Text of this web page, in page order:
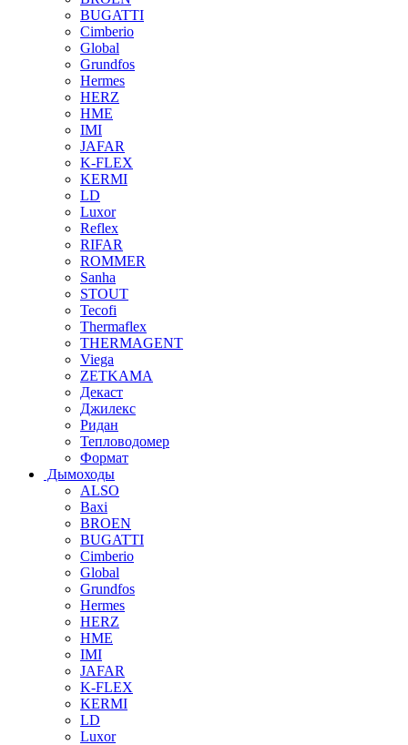
BUGATTI
Cimberio
Global
Grundfos
Hermes
HERZ
HME
IMI
JAFAR
K-FLEX
KERMI
LD
Luxor
Reflex
RIFAR
ROMMER
Sanha
STOUT
Tecofi
Thermaflex
THERMAGENT
Viega
ZETKAMA
Декаст
Джилекс
Ридан
Тепловодомер
Формат
Дымоходы
ALSO
Baxi
BROEN
BUGATTI
Cimberio
Global
Grundfos
Hermes
HERZ
HME
IMI
JAFAR
K-FLEX
KERMI
LD
Luxor